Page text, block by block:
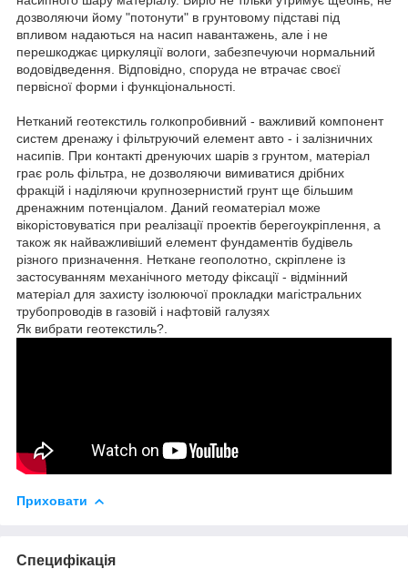
дозволяючи йому "потонути" в грунтовому підставі під
впливом надаються на насип навантажень, але і не
перешкоджає циркуляції вологи, забезпечуючи нормальний
водовідведення. Відповідно, споруда не втрачає своєї
первісної форми і функціональності.
Нетканий геотекстиль голкопробивний - важливий компонент
систем дренажу і фільтруючий елемент авто - і залізничних
насипів. При контакті дренуючих шарів з грунтом, матеріал
грає роль фільтра, не дозволяючи вимиватися дрібних
фракцій і наділяючи крупнозернистий грунт ще більшим
дренажним потенціалом. Даний геоматеріал може
вікорістовуватіся при реалізації проектів берегоукріплення, а
також як найважливіший елемент фундаментів будівель
різного призначення. Неткане геополотно, скріплене із
застосуванням механічного методу фіксації - відмінний
матеріал для захисту ізолюючої прокладки магістральних
трубопроводів в газовій і нафтовій галузях
Як вибрати геотекстиль?.
Приховати
Специфікація